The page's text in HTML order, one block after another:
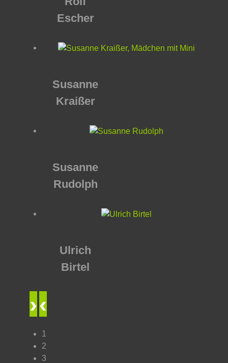
Escher
Susanne
Kraißer
Susanne
Rudolph
Ulrich
Birtel
›‹
1
2
3